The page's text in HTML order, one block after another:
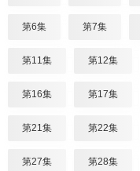
第6集 第7集
第11集 第12集
第16集 第17集
第21集 第22集
第27集 第28集